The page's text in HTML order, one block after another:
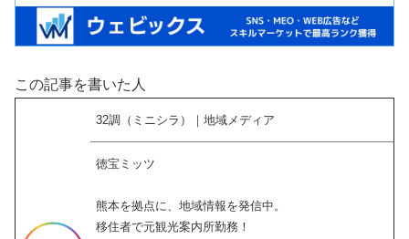
この記事を書いた人
32調（ミニシラ）｜地域メディア
徳宝ミッツ
熊本を拠点に、地域情報を発信中。
移住者で元観光案内所勤務！